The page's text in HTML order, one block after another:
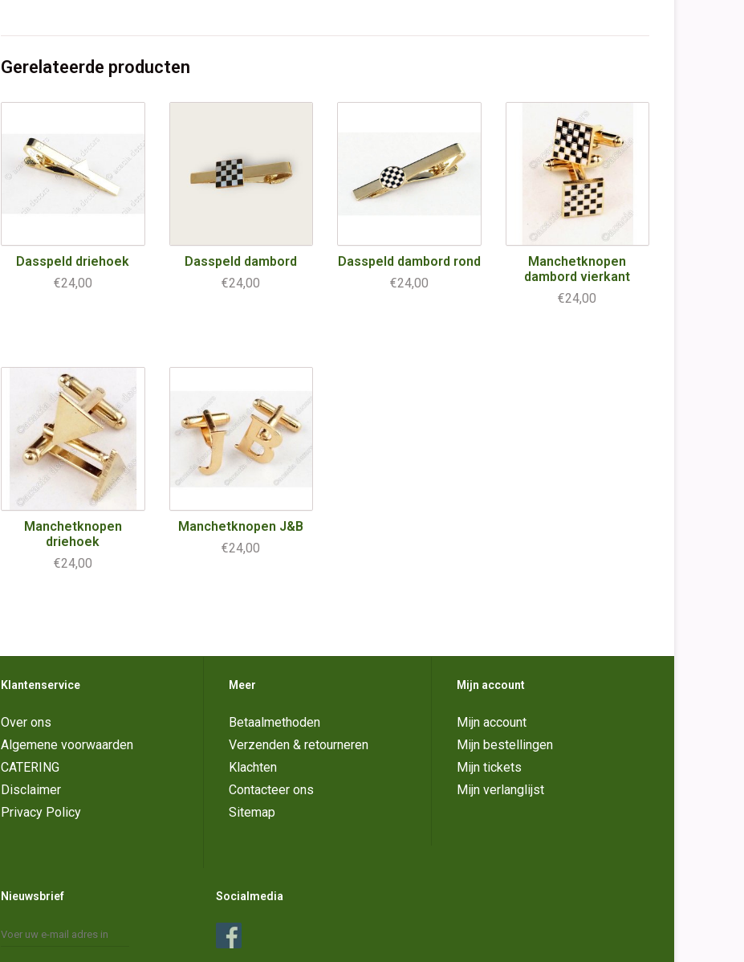
Gerelateerde producten
Dasspeld driehoek
€24,00
Dasspeld dambord
€24,00
Dasspeld dambord rond
€24,00
Manchetknopen
dambord vierkant
€24,00
Manchetknopen
driehoek
€24,00
Manchetknopen J&B
€24,00
Klantenservice
Over ons
Algemene voorwaarden
CATERING
Disclaimer
Privacy Policy
Meer
Betaalmethoden
Verzenden & retourneren
Klachten
Contacteer ons
Sitemap
Mijn account
Mijn account
Mijn bestellingen
Mijn tickets
Mijn verlanglijst
Nieuwsbrief Socialmedia